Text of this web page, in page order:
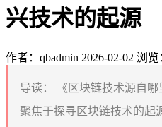
兴技术的起源
作者：qbadmin 2026-02-02 浏览
导读：
《区块链技术源自
聚焦于探寻区块链技术的起